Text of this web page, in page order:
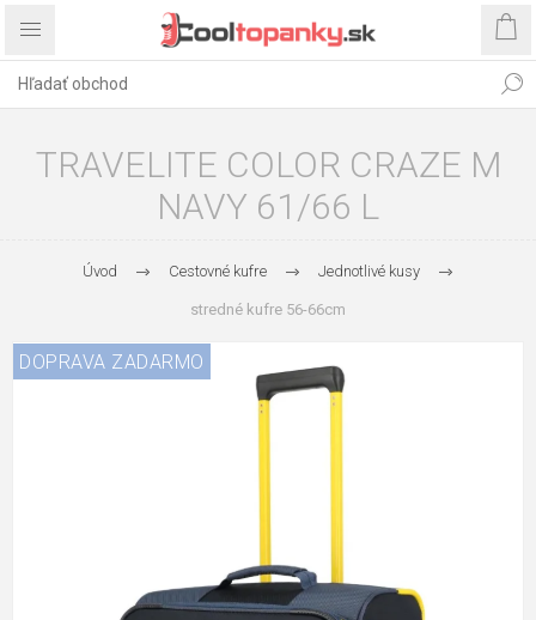
TRAVELITE COLOR CRAZE M
NAVY 61/66 L
Úvod Cestovné kufre Jednotlivé kusy
stredné kufre 56-66cm
DOPRAVA ZADARMO